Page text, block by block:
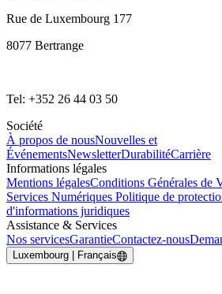
Rue de Luxembourg 177
8077 Bertrange
Tel: +352 26 44 03 50
Société
À propos de nousNouvelles et
ÉvénementsNewsletterDurabilitéCarrière
Informations légales
Mentions légalesConditions Générales de
Services Numériques Politique de
d'informations juridiques
Assistance & Services
Nos servicesGarantieContactez-nous
Luxembourg | Français